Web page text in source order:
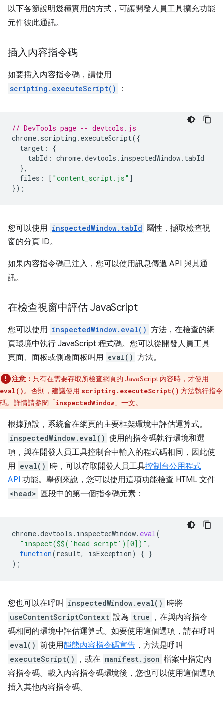
以下各節說明幾種實用的方式，可讓開發人員工具擴充功能
元件彼此通訊。
插入內容指令碼
如要插入內容指令碼，請使用
scripting.executeScript() ：
// DevTools page -- devtools.js
chrome. scripting . executeScript({
target :
{
tabId : chrome.devtools . inspectedWindow. tabId
},
files : [ "content_script.js" ]
});
您可以使用 inspectedWindow.tabId 屬性，擷取檢查視
窗的分頁 ID。
如果內容指令碼已注入，您可以使用訊息傳遞 API 與其通
訊。
在檢查視窗中評估 JavaScript
您可以使用 inspectedWindow.eval() 方法，在檢查的網
頁環境中執行 JavaScript 程式碼。您可以從開發人員工具
頁面、面板或側邊面板叫用 eval() 方法。
注意： 只有在需要存取所檢查網頁的 JavaScript 內容時，才使用
eval()。否則，建議使用 scripting.executeScript() 方法執行指令
碼。詳情請參閱「inspectedWindow 」一文。
根據預設，系統會在網頁的主要框架環境中評估運算式。
inspectedWindow.eval() 使用的指令碼執行環境和選
項，與在開發人員工具控制台中輸入的程式碼相同，因此使
用 eval() 時，可以存取開發人員工具控制台公用程式
API 功能。舉例來說，您可以使用這項功能檢查 HTML 文件
<head> 區段中的第一個指令碼元素：
chrome.devtools . inspectedWindow. eval(
"inspect($$('head script')[0])" ,
function(result, isException) { }
);
您也可以在呼叫 inspectedWindow.eval() 時將
useContentScriptContext 設為 true
，在與內容指令
碼相同的環境中評估運算式。如要使用這個選項，請在呼叫
eval() 前使用靜態內容指令碼宣告 ，方法是呼叫
executeScript() ，或在 manifest.json 檔案中指定內
容指令碼。載入內容指令碼環境後，您也可以使用這個選項
插入其他內容指令碼。